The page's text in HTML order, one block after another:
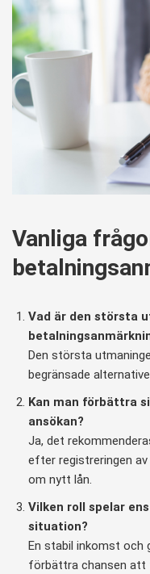
Vanliga
Vad är den största
Den största
begränsade
Kan man förbättra
ansökan?
Ja, det
efter registreringen av
om nytt lån.
Vilken roll spelar
situation?
En stabil inkomst och
förbättra chansen att